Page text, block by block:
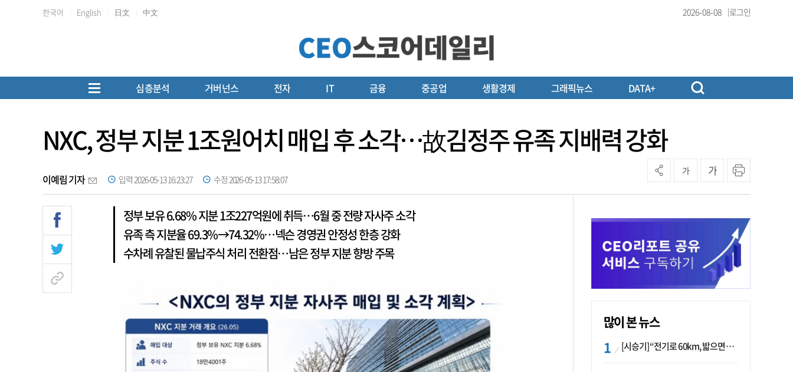
한국어 English 日文 中文 2026-08-08 로그인
심층분석 거버넌스 전자 IT 금융 중공업 생활경제 그래픽뉴스 DATA+
NXC, 정부 지분 1조원어치 매입 후 소각…故김정주 유족 지배력 강화
이예림 기자 입력 2026-05-13 16:23:27 수정 2026-05-13 17:58:07
가 가
정부 보유 6.68% 지분 1조227억원에 취득…6월 중 전량 자사주 소각
유족 측 지분율 69.3%→74.32%…넥슨 경영권 안정성 한층 강화
수차례 유찰된 물납주식 처리 전환점…남은 정부 지분 향방 주목
많이 본 뉴스
[시승기] “전기로 60km, 밟으면 462마력”…볼보 XC60 T8의 두 얼굴